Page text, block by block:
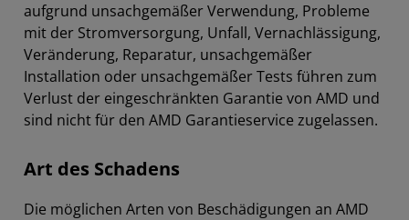
aufgrund unsachgemäßer Verwendung, Probleme
mit der Stromversorgung, Unfall, Vernachlässigung,
Veränderung, Reparatur, unsachgemäßer
Installation oder unsachgemäßer Tests führen zum
Verlust der eingeschränkten Garantie von AMD und
sind nicht für den AMD Garantieservice zugelassen.
Art des Schadens
Die möglichen Arten von Beschädigungen an AMD